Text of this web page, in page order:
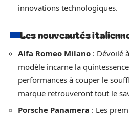
innovations technologiques.
Les nouveautés
Alfa Romeo Milano : Dévoilé
modèle incarne la
performances à couper le
marque retrouveront tout le
Porsche Panamera : Les